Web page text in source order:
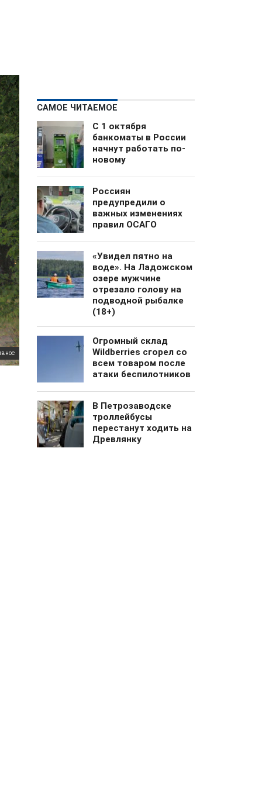
САМОЕ ЧИТАЕМОЕ
С 1 октября
банкоматы в России
начнут работать по-
новому
Россиян
предупредили о
важных изменениях
правил ОСАГО
«Увидел пятно на
воде». На Ладожском
озере мужчине
отрезало голову на
подводной рыбалке
(18+)
Огромный cклад
Wildberries сгорел со
всем товаром после
атаки беспилотников
В Петрозаводске
троллейбусы
перестанут ходить на
Древлянку